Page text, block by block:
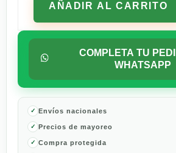
Reserve
750
ml
AÑADIR AL CARRITO
COMPLETA TU
WHATSAPP
Envíos nacionales
Precios de mayoreo
Compra protegida